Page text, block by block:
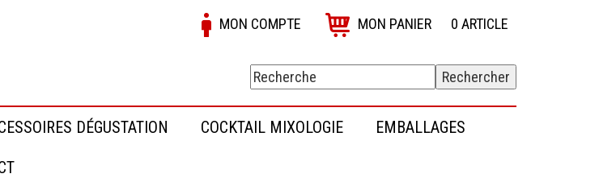
MON PANIER 0 ARTICLE
MON COMPTE
DÉGUSTATION COCKTAIL MIXOLOGIE EMBALLAGES